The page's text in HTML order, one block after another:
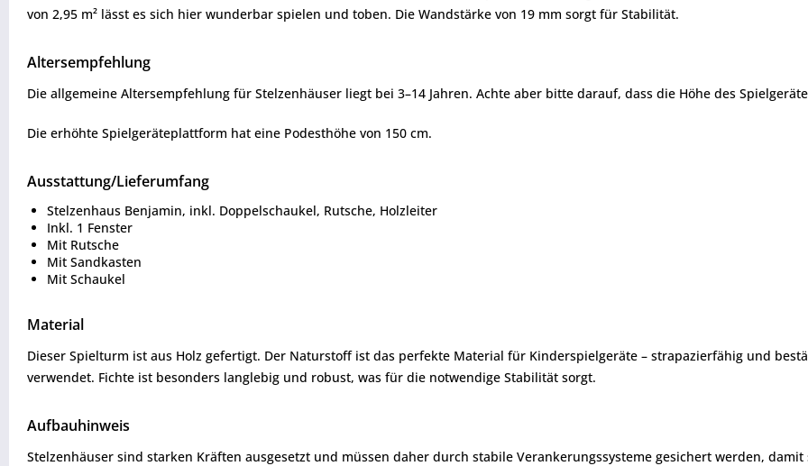
von 2,95 m² lässt es sich hier wunderbar spielen und toben. Die Wandstärke von 19 mm sorgt für Stabilität.
Altersempfehlung
Die allgemeine Altersempfehlung für Stelzenhäuser liegt bei 3–14 Jahren. Achte aber bitte darauf, dass die Höhe des
Die erhöhte Spielgeräteplattform hat eine Podesthöhe von 150 cm.
Ausstattung/Lieferumfang
Stelzenhaus Benjamin, inkl. Doppelschaukel, Rutsche, Holzleiter
Inkl. 1 Fenster
Mit Rutsche
Mit Sandkasten
Mit Schaukel
Material
Dieser Spielturm ist aus Holz gefertigt. Der Naturstoff ist das perfekte Material für Kinderspielgeräte – strapazierfähig und
verwendet. Fichte ist besonders langlebig und robust, was für die notwendige Stabilität sorgt.
Aufbauhinweis
Stelzenhäuser sind starken Kräften ausgesetzt und müssen daher durch stabile Verankerungssysteme gesichert werden,